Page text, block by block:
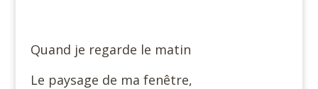
Quand je regarde le matin
Le paysage de ma fenêtre,